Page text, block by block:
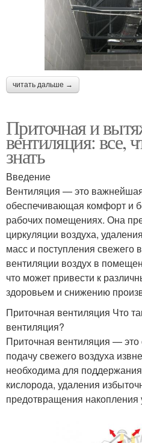
читать дальше →
Приточная и
вентиляция: все,
знать
Введение
Вентиляция — это
обеспечивающая комфорт и
рабочих помещениях. Она
циркуляции воздуха,
масс и поступления свежего
вентиляции воздух в
что может привести к
здоровьем и снижению
Приточная вентиляция Что
вентиляция?
Приточная вентиляция —
подачу свежего воздуха
необходима для
кислорода, удаления
предотвращения накопления